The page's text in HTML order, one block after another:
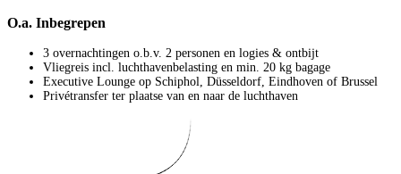
O.a. Inbegrepen
3 overnachtingen o.b.v. 2 personen en logies & ontbijt
Vliegreis incl. luchthavenbelasting en min. 20 kg bagage
Executive Lounge op Schiphol, Düsseldorf, Eindhoven of Brussel
Privétransfer ter plaatse van en naar de luchthaven